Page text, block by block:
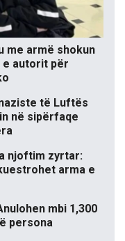
me armë shokun
e autorit për
të Luftës
në sipërfaqe
njoftim zyrtar:
arma e
mbi 1,300
persona